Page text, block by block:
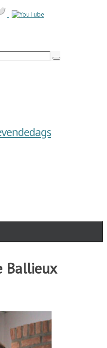
Zoek
Ballieux